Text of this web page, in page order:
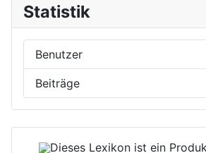
Statistik
Benutzer
Beiträge
Dieses Lexikon ist ein